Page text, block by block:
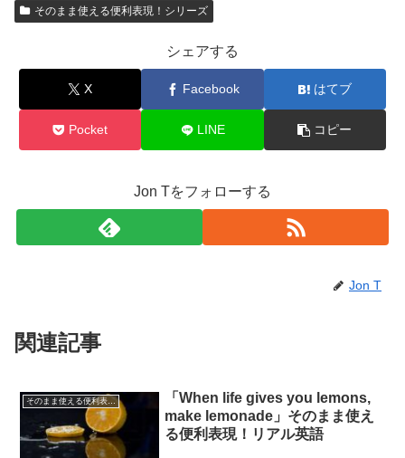
そのまま使える便利表現！シリーズ
シェアする
X Facebook はてブ
Pocket LINE コピー
Jon Tをフォローする
Jon T
関連記事
そのまま使える便利表現！シリーズ
「When life gives you lemons,
make lemonade」そのまま使え
る便利表現！リアル英語